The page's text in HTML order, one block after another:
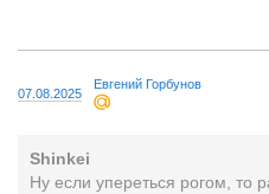
07.08.2025
Евгений Горбунов
Shinkei
Ну если упереться рогом, то